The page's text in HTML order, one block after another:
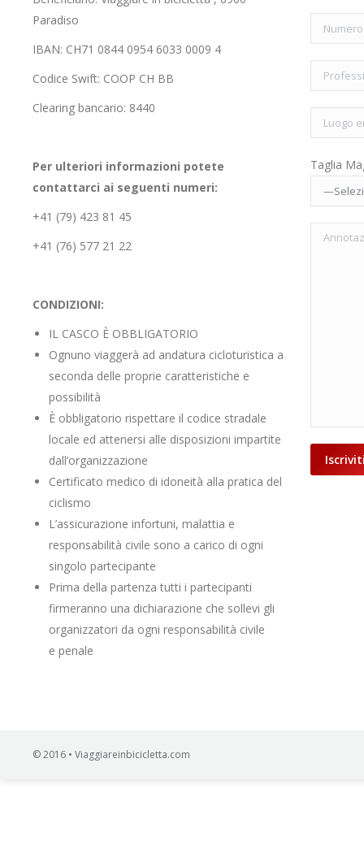
Paradiso
IBAN: CH71 0844 0954 6033 0009 4
Codice Swift: COOP CH BB
Clearing bancario: 8440
Per ulteriori informazioni potete
contattarci ai seguenti numeri:
+41 (79) 423 81 45
+41 (76) 577 21 22
CONDIZIONI:
IL CASCO È OBBLIGATORIO
Ognuno viaggerà ad andatura cicloturistica a
seconda delle proprie caratteristiche e
possibilità
È obbligatorio rispettare il codice stradale
locale ed attenersi alle disposizioni impartite
dall’organizzazione
Certificato medico di idoneità alla pratica del
ciclismo
L’assicurazione infortuni, malattia e
responsabilità civile sono a carico di ogni
singolo partecipante
Prima della partenza tutti i partecipanti
firmeranno una dichiarazione che sollevi gli
organizzatori da ogni responsabilità civile
e penale
Taglia
© 2016 • Viaggiareinbicicletta.com